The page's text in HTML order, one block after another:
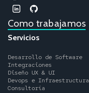
Como trabajamos
Servicios
Desarrollo de Software
Integraciones
Diseño UX & UI
Devops e Infraestructura
Consultoría